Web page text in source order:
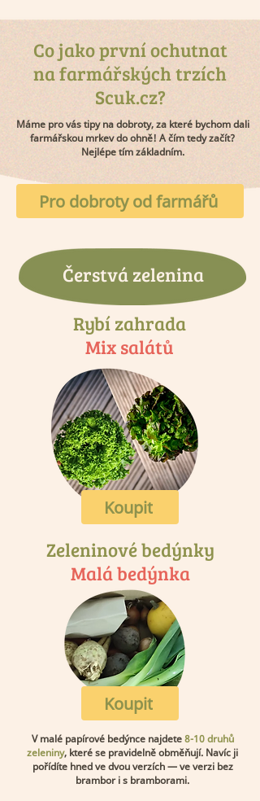
Co jako první ochutnat
na farmářských trzích
Scuk.cz?
Máme pro vás tipy na dobroty, za které bychom dali
farmářskou mrkev do ohně! A čím tedy začít?
Nejlépe tím základním.
Pro dobroty od farmářů
Čerstvá zelenina
Koupit
Zeleninové bedýnky
Malá bedýnka
Koupit
V malé papírové bedýnce najdete8-10 druhů
zeleniny, které se pravidelně obměňují. Navíc ji
pořídíte hned ve dvou verzích — ve verzi bez
brambor i s bramborami.
Rybí zahrada
Mix salátů